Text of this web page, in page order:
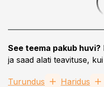
See teema pakub huvi?
ja saad alati teavituse,
Turundus Haridus